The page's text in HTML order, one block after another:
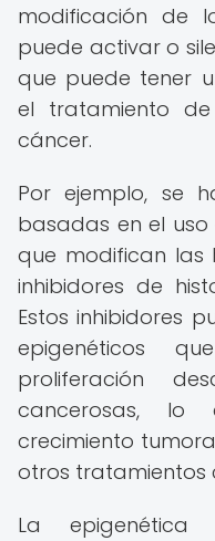
modificación de
puede activar o
que puede tener
el tratamiento
cáncer.
Por ejemplo, se
basadas en el uso
que modifican las
inhibidores de
Estos inhibidores
epigenéticos
proliferación
cancerosas,
crecimiento
otros tratamientos
La epigenética